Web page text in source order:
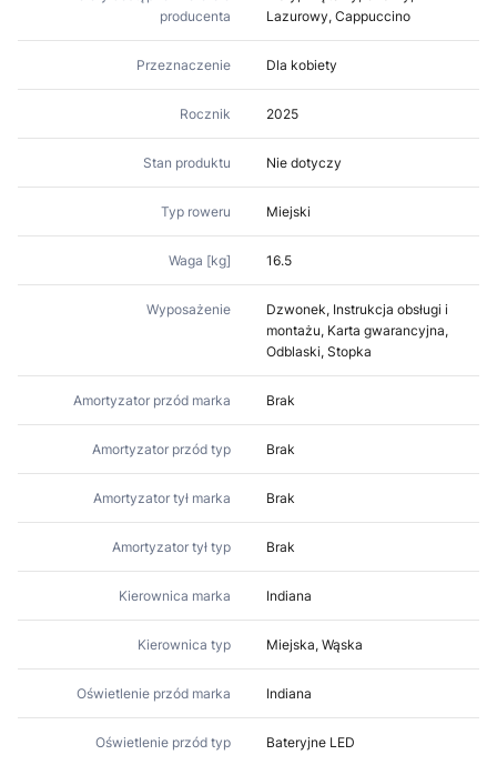
producenta
Lazurowy, Cappuccino
Przeznaczenie Dla kobiety
Rocznik 2025
Stan produktu Nie dotyczy
Typ roweru Miejski
Waga [kg] 16.5
Wyposażenie
Dzwonek, Instrukcja obsługi i
montażu, Karta gwarancyjna,
Odblaski, Stopka
Amortyzator przód marka Brak
Amortyzator przód typ Brak
Amortyzator tył marka Brak
Amortyzator tył typ Brak
Kierownica marka Indiana
Kierownica typ Miejska, Wąska
Oświetlenie przód marka Indiana
Oświetlenie przód typ Bateryjne LED